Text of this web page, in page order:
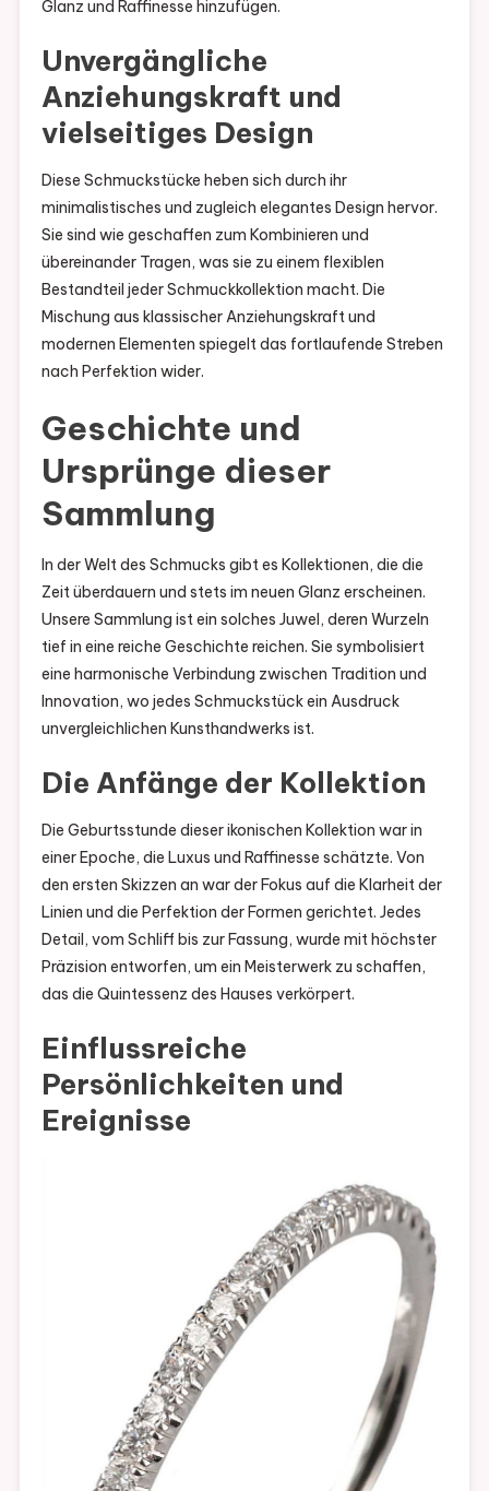
Glanz und Raffinesse hinzufügen.
Unvergängliche
Anziehungskraft und
vielseitiges Design
Diese Schmuckstücke heben sich durch ihr
minimalistisches und zugleich elegantes Design hervor.
Sie sind wie geschaffen zum Kombinieren und
übereinander Tragen, was sie zu einem flexiblen
Bestandteil jeder Schmuckkollektion macht. Die
Mischung aus klassischer Anziehungskraft und
modernen Elementen spiegelt das fortlaufende Streben
nach Perfektion wider.
Geschichte und
Ursprünge dieser
Sammlung
In der Welt des Schmucks gibt es Kollektionen, die die
Zeit überdauern und stets im neuen Glanz erscheinen.
Unsere Sammlung ist ein solches Juwel, deren Wurzeln
tief in eine reiche Geschichte reichen. Sie symbolisiert
eine harmonische Verbindung zwischen Tradition und
Innovation, wo jedes Schmuckstück ein Ausdruck
unvergleichlichen Kunsthandwerks ist.
Die Anfänge der Kollektion
Die Geburtsstunde dieser ikonischen Kollektion war in
einer Epoche, die Luxus und Raffinesse schätzte. Von
den ersten Skizzen an war der Fokus auf die Klarheit der
Linien und die Perfektion der Formen gerichtet. Jedes
Detail, vom Schliff bis zur Fassung, wurde mit höchster
Präzision entworfen, um ein Meisterwerk zu schaffen,
das die Quintessenz des Hauses verkörpert.
Einflussreiche
Persönlichkeiten und
Ereignisse